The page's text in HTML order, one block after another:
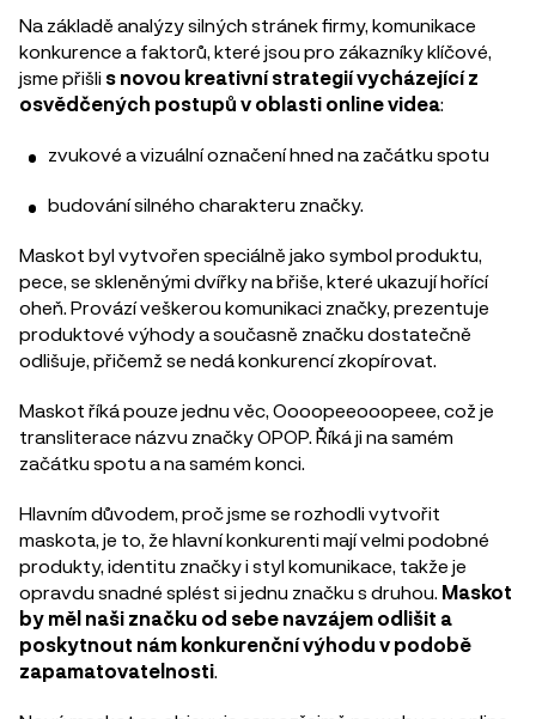
Na základě analýzy silných stránek firmy, komunikace
konkurence a faktorů, které jsou pro zákazníky klíčové,
jsme přišli s novou kreativní strategií vycházející z
osvědčených postupů v oblasti online videa:
zvukové a vizuální označení hned na začátku spotu
budování silného charakteru značky.
Maskot byl vytvořen speciálně jako symbol produktu,
pece, se skleněnými dvířky na břiše, které ukazují hořící
oheň. Provází veškerou komunikaci značky, prezentuje
produktové výhody a současně značku dostatečně
odlišuje, přičemž se nedá konkurencí zkopírovat.
Maskot říká pouze jednu věc, Oooopeeooopeee, což je
transliterace názvu značky OPOP. Říká ji na samém
začátku spotu a na samém konci.
Hlavním důvodem, proč jsme se rozhodli vytvořit
maskota, je to, že hlavní konkurenti mají velmi podobné
produkty, identitu značky i styl komunikace, takže je
opravdu snadné splést si jednu značku s druhou. Maskot
by měl naši značku od sebe navzájem odlišit a
poskytnout nám konkurenční výhodu v podobě
zapamatovatelnosti.